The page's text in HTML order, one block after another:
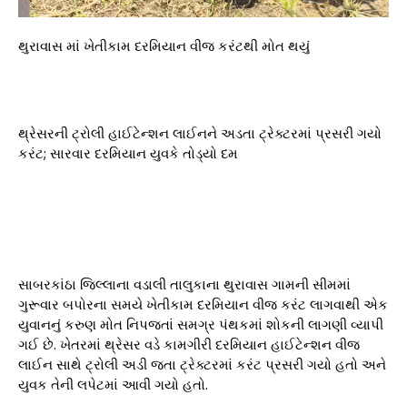
થુરાવાસ માં ખેતીકામ દરમિયાન વીજ કરંટથી મોત થયું
થ્રેસરની ટ્રોલી હાઈટેન્શન લાઈનને અડતા ટ્રેક્ટરમાં પ્રસરી ગયો
કરંટ; સારવાર દરમિયાન યુવકે તોડ્યો દમ
સાબરકાંઠા જિલ્લાના વડાલી તાલુકાના થુરાવાસ ગામની સીમમાં
ગુરૂવાર બપોરના સમયે ખેતીકામ દરમિયાન વીજ કરંટ લાગવાથી એક
યુવાનનું કરુણ મોત નિપજતાં સમગ્ર પંથકમાં શોકની લાગણી વ્યાપી
ગઈ છે. ખેતરમાં થ્રેસર વડે કામગીરી દરમિયાન હાઈટેન્શન વીજ
લાઈન સાથે ટ્રોલી અડી જતા ટ્રેક્ટરમાં કરંટ પ્રસરી ગયો હતો અને
યુવક તેની લપેટમાં આવી ગયો હતો.